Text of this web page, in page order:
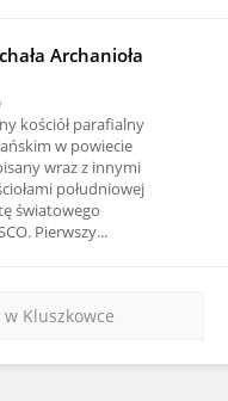
Archanioła
kościół parafialny
w powiecie
wraz z innymi
południowej
światowego
Pierwszy...
Kluszkowce